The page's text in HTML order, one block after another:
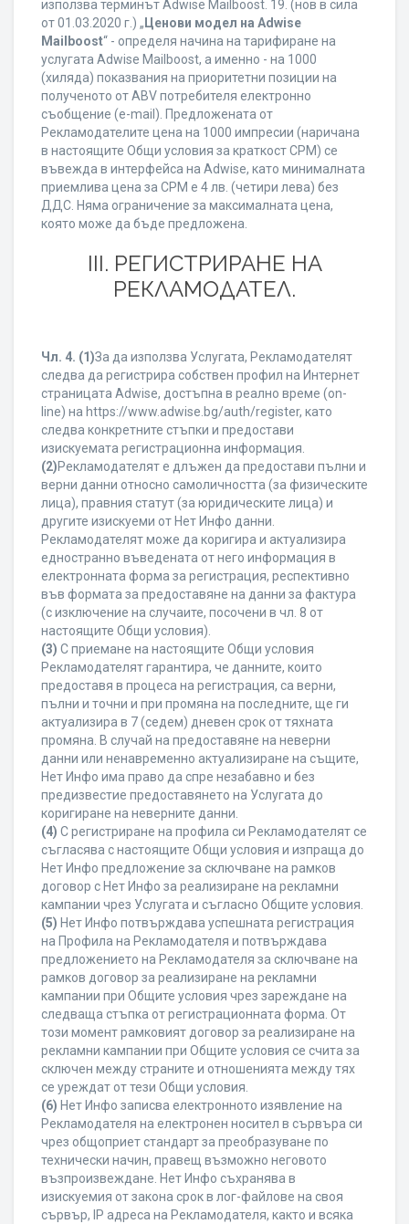
използва терминът Adwise Mailboost. 19. (нов в сила
от 01.03.2020 г.) „ Ценови модел на Adwise
Mailboost“ - определя начина на тарифиране на
услугата Adwise Mailboost, а именно - на 1000
(хиляда) показвания на приоритетни позиции на
полученото от ABV потребителя електронно
съобщение (e-mail). Предложената от
Рекламодателите цена на 1000 импресии (наричана
в настоящите Общи условия за краткост CPM) се
въвежда в интерфейса на Adwise, като минималната
приемлива цена за CPM е 4 лв. (четири лева) без
ДДС. Няма ограничение за максималната цена,
която може да бъде предложена.
ІІІ. РЕГИСТРИРАНЕ НА
РЕКЛАМОДАТЕЛ.
Чл. 4. (1)За да използва Услугата, Рекламодателят
следва да регистрира собствен профил на Интернет
страницата Adwise, достъпна в реално време (on-
line) на https://www.adwise.bg/auth/register, като
следва конкретните стъпки и предостави
изискуемата регистрационна информация.
(2)Рекламодателят е длъжен да предостави пълни и
верни данни относно самоличността (за физическите
лица), правния статут (за юридическите лица) и
другите изискуеми от Нет Инфо данни.
Рекламодателят може да коригира и актуализира
едностранно въведената от него информация в
електронната форма за регистрация, респективно
във формата за предоставяне на данни за фактура
(с изключение на случаите, посочени в чл. 8 от
настоящите Общи условия).
(3) С приемане на настоящите Общи условия
Рекламодателят гарантира, че данните, които
предоставя в процеса на регистрация, са верни,
пълни и точни и при промяна на последните, ще ги
актуализира в 7 (седем) дневен срок от тяхната
промяна. В случай на предоставяне на неверни
данни или ненавременно актуализиране на същите,
Нет Инфо има право да спре незабавно и без
предизвестие предоставянето на Услугата до
коригиране на неверните данни.
(4) С регистриране на профила си Рекламодателят се
съгласява с настоящите Общи условия и изпраща до
Нет Инфо предложение за сключване на рамков
договор с Нет Инфо за реализиране на рекламни
кампании чрез Услугата и съгласно Общите условия.
(5) Нет Инфо потвърждава успешната регистрация
на Профила на Рекламодателя и потвърждава
предложението на Рекламодателя за сключване на
рамков договор за реализиране на рекламни
кампании при Общите условия чрез зареждане на
следваща стъпка от регистрационната форма. От
този момент рамковият договор за реализиране на
рекламни кампании при Общите условия се счита за
сключен между страните и отношенията между тях
се уреждат от тези Общи условия.
(6) Нет Инфо записва електронното изявление на
Рекламодателя на електронен носител в сървъра си
чрез общоприет стандарт за преобразуване по
технически начин, правещ възможно неговото
възпроизвеждане. Нет Инфо съхранява в
изискуемия от закона срок в лог-файлове на своя
сървър, IP адреса на Рекламодателя, както и всяка